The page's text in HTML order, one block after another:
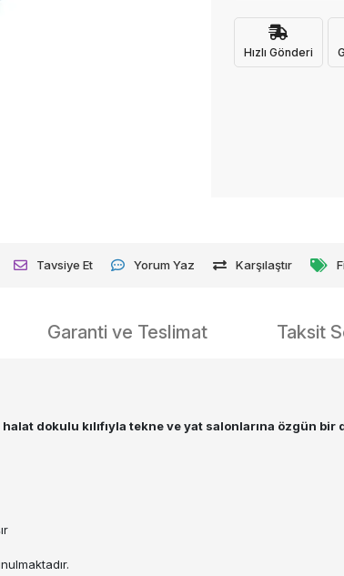
Hızlı Gönderi
Tavsiye Et Yorum Yaz Karşılaştır
Garanti ve Teslimat Taksit
dokulu kılıfıyla tekne ve yat salonlarına özgün